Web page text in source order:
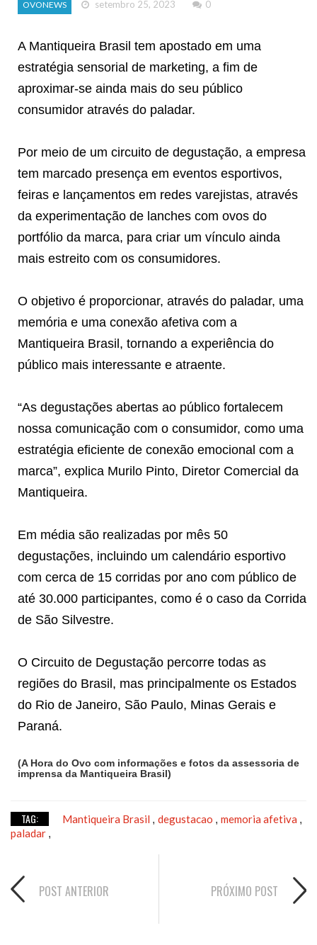
OVONEWS setembro 25, 2023 0
A Mantiqueira Brasil tem apostado em uma
estratégia sensorial de marketing, a fim de
aproximar-se ainda mais do seu público
consumidor através do paladar.
Por meio de um circuito de degustação, a empresa
tem marcado presença em eventos esportivos,
feiras e lançamentos em redes varejistas, através
da experimentação de lanches com ovos do
portfólio da marca, para criar um vínculo ainda
mais estreito com os consumidores.
O objetivo é proporcionar, através do paladar, uma
memória e uma conexão afetiva com a
Mantiqueira Brasil, tornando a experiência do
público mais interessante e atraente.
“As degustações abertas ao público fortalecem
nossa comunicação com o consumidor, como uma
estratégia eficiente de conexão emocional com a
marca”, explica Murilo Pinto, Diretor Comercial da
Mantiqueira.
Em média são realizadas por mês 50
degustações, incluindo um calendário esportivo
com cerca de 15 corridas por ano com público de
até 30.000 participantes, como é o caso da Corrida
de São Silvestre.
O Circuito de Degustação percorre todas as
regiões do Brasil, mas principalmente os Estados
do Rio de Janeiro, São Paulo, Minas Gerais e
Paraná.
(A Hora do Ovo com informações e fotos da assessoria de
imprensa da Mantiqueira Brasil)
TAG: Mantiqueira Brasil , degustacao , memoria afetiva ,
paladar ,
POST ANTERIOR PRÓXIMO POST